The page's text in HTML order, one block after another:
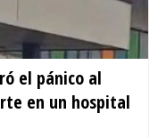
el pánico al
en un hospital